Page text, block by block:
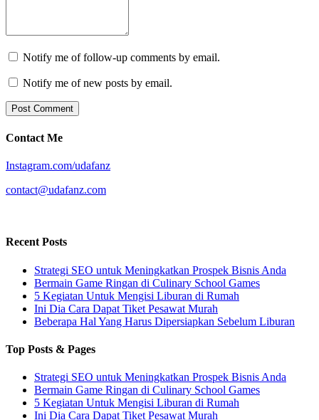
Notify me of follow-up comments by email.
Notify me of new posts by email.
Contact Me
Instagram.com/udafanz
contact@udafanz.com
Recent Posts
Strategi SEO untuk Meningkatkan Prospek Bisnis Anda
Bermain Game Ringan di Culinary School Games
5 Kegiatan Untuk Mengisi Liburan di Rumah
Ini Dia Cara Dapat Tiket Pesawat Murah
Beberapa Hal Yang Harus Dipersiapkan Sebelum Liburan
Top Posts & Pages
Strategi SEO untuk Meningkatkan Prospek Bisnis Anda
Bermain Game Ringan di Culinary School Games
5 Kegiatan Untuk Mengisi Liburan di Rumah
Ini Dia Cara Dapat Tiket Pesawat Murah